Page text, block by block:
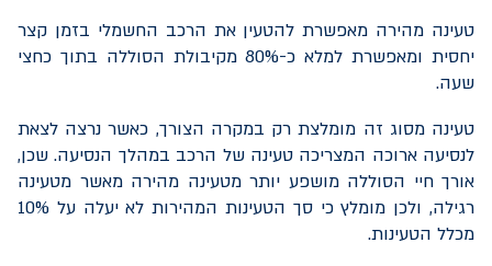
טעינה מהירה מאפשרת להטעין את הרכב החשמלי בזמן קצר
יחסית ומאפשרת למלא כ-80% מקיבולת הסוללה בתוך כחצי
שעה.
טעינה מסוג זה מומלצת רק במקרה הצורך, כאשר נרצה לצאת
לנסיעה ארוכה המצריכה טעינה של הרכב במהלך הנסיעה. שכן,
אורך חיי הסוללה מושפע יותר מטעינה מהירה מאשר מטעינה
רגילה, ולכן מומלץ כי סך הטעינות המהירות לא יעלה על %10
מכלל הטעינות.